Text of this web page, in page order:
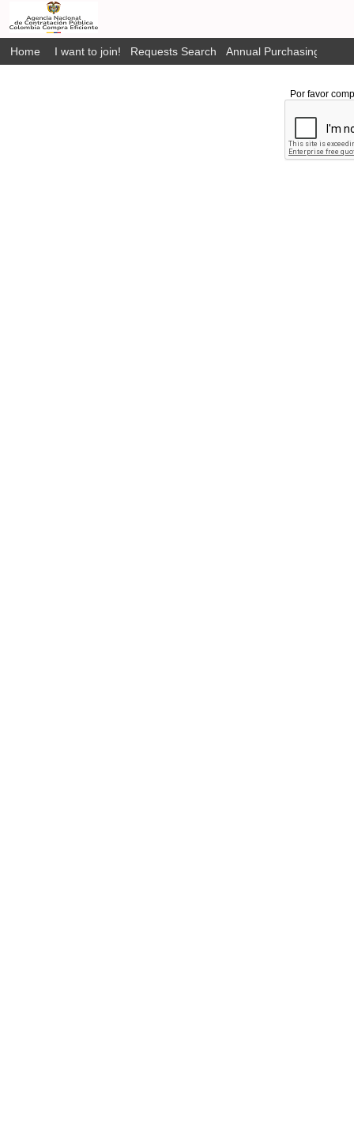
Home I want to join! Requests Search Annual Purchasing Plan
Por favor